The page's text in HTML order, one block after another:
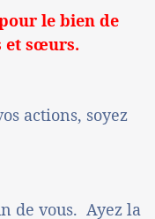
le bien de
et sœurs.
actions, soyez
de vous. Ayez la